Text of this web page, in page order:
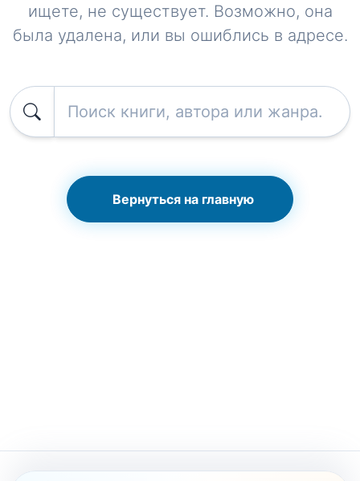
ищете, не существует. Возможно, она
была удалена, или вы ошиблись в адресе.
Вернуться на главную